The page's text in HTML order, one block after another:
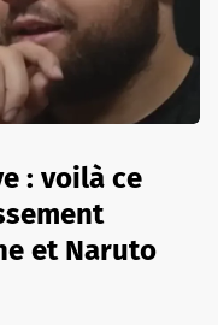
: voilà ce
et Naruto